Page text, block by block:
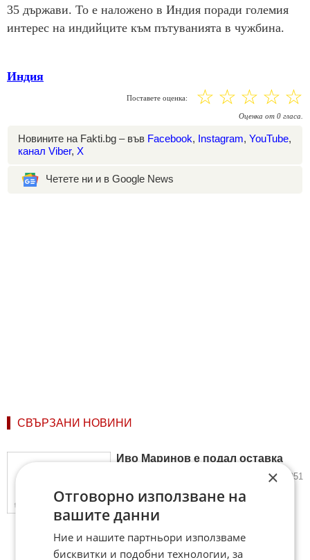
35 държави. То е наложено в Индия поради големия
интерес на индийците към пътуванията в чужбина.
Индия
Поставете оценка: ☆
☆
☆
☆
☆
Оценка от 0 гласа.
Новините на Fakti.bg – във Facebook, Instagram, YouTube,
канал Viber, X
Четете ни и в Google News
СВЪРЗАНИ НОВИНИ
Иво Маринов е подал оставка
2 951
×
Отговорно използване на
вашите данни
Ние и нашите партньори използваме
бисквитки и подобни технологии, за